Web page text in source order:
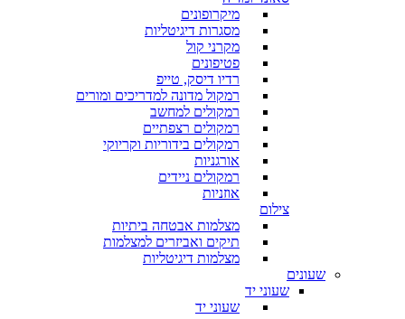
מיקרופונים
מסגרות דיגיטליות
מקרני קול
פטיפונים
רדיו דיסק, טייפ
רמקול מדונה למדריכים ומורים
רמקולים למחשב
רמקולים רצפתיים
רמקולים בידוריות וקריוקי
אורגניות
רמקולים ניידים
אוזניות
צילום
מצלמות אבטחה ביתיות
תיקים ואביזרים למצלמות
מצלמות דיגיטליות
שעונים
שעוני יד
שעוני יד